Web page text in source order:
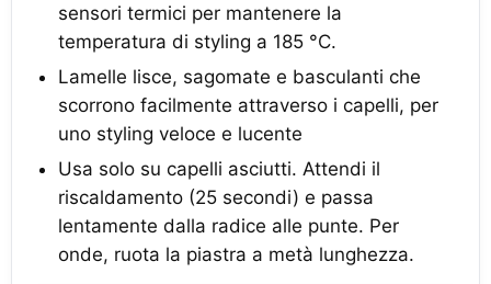
sensori termici per mantenere la
temperatura di styling a 185 °C.
Lamelle lisce, sagomate e basculanti che
scorrono facilmente attraverso i capelli, per
uno styling veloce e lucente
Usa solo su capelli asciutti. Attendi il
riscaldamento (25 secondi) e passa
lentamente dalla radice alle punte. Per
onde, ruota la piastra a metà lunghezza.